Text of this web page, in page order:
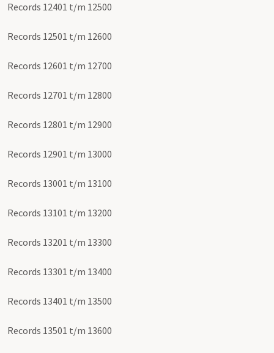
Records 12401 t/m 12500
Records 12501 t/m 12600
Records 12601 t/m 12700
Records 12701 t/m 12800
Records 12801 t/m 12900
Records 12901 t/m 13000
Records 13001 t/m 13100
Records 13101 t/m 13200
Records 13201 t/m 13300
Records 13301 t/m 13400
Records 13401 t/m 13500
Records 13501 t/m 13600